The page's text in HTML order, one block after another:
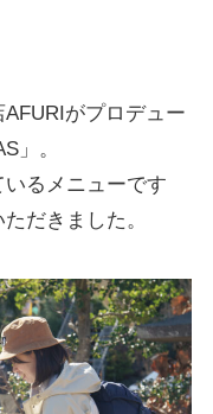
がプロデュー
」。
るメニューです
だきました。